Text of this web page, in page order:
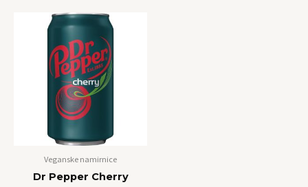
Veganske namirnice
Dr Pepper Cherry